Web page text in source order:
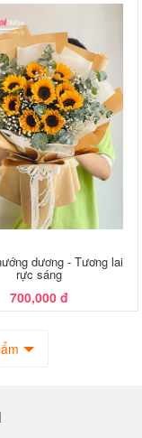
dương - Tương lai
rực sáng
700,000 đ